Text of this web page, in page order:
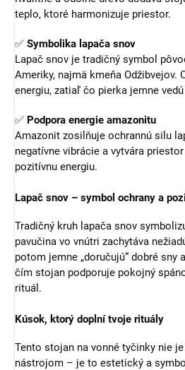
teplo, ktoré harmonizuje priestor.
✅ Symbolika lapača snov
Lapač snov je tradičný symbol
Ameriky, najmä kmeňa Odžibvejov.
energiu, zatiaľ čo pierka jemne
✅ Podpora energie amazonitu
Amazonit zosilňuje ochrannú silu
negatívne vibrácie a vytvára
pozitívnu energiu.
Lapač snov – symbol ochrany a
Tradičný kruh lapača snov
pavučina vo vnútri zachytáva
potom jemne „doručujú“ dobré sny
čím stojan podporuje pokojný
rituál.
Kúsok, ktorý doplní tvoje rituály
Tento stojan na vonné tyčinky nie
nástrojom – je to estetický a